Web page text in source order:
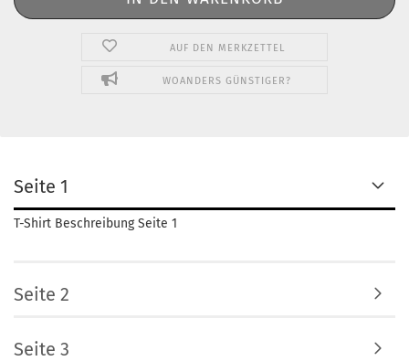
AUF DEN MERKZETTEL
WOANDERS GÜNSTIGER?
Seite 1
T-Shirt Beschreibung Seite 1
Seite 2
Seite 3